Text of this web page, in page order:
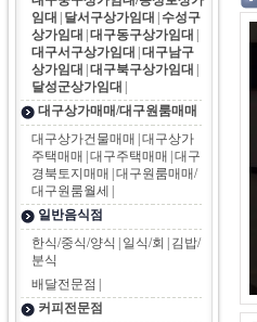
임대
달서구상가임대
수성구
상가임대 대구동구상가임대
대구서구상가임대 대구남구
상가임대 대구북구상가임대
달성군상가임대
대구상가매매/대구원룸매매
대구상가건물매매 대구상가
주택매매 대구주택매매 대구
경북토지매매 대구원룸매매/
대구원룸월세
일반음식점
한식/중식/양식
일식/회
김밥/
분식
배달전문점
커피전문점